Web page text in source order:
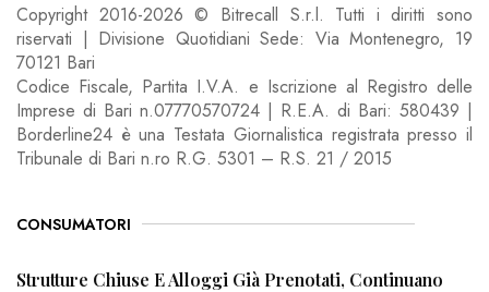
Copyright 2016-2026 © Bitrecall S.r.l. Tutti i diritti sono
riservati | Divisione Quotidiani Sede: Via Montenegro, 19
70121 Bari
Codice Fiscale, Partita I.V.A. e Iscrizione al Registro delle
Imprese di Bari n.07770570724 | R.E.A. di Bari: 580439 |
Borderline24 è una Testata Giornalistica registrata presso il
Tribunale di Bari n.ro R.G. 5301 – R.S. 21 / 2015
CONSUMATORI
Strutture Chiuse E Alloggi Già Prenotati, Continuano